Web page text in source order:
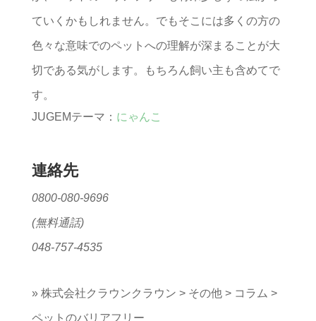
ていくかもしれません。でもそこには多くの方の
色々な意味でのペットへの理解が深まることが大
切である気がします。もちろん飼い主も含めてで
す。
JUGEMテーマ： にゃんこ
連絡先
0800-080-9696
(無料通話)
048-757-4535
» 株式会社クラウンクラウン > その他> コラム >
ペットのバリアフリー